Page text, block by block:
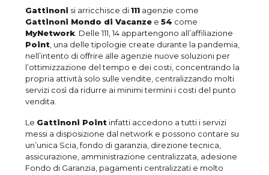
Gattinoni si arricchisce di111 agenzie come
Gattinoni Mondo di Vacanze e54 come
MyNetwork . Delle 111, 14 appartengono all’affiliazione
Point , una delle tipologie create durante la pandemia,
nell’intento di offrire alle agenzie nuove soluzioni per
l’ottimizzazione del tempo e dei costi, concentrando la
propria attività solo sulle vendite, centralizzando molti
servizi così da ridurre ai minimi termini i costi del punto
vendita.
Le Gattinoni Point infatti accedono a tutti i servizi
messi a disposizione dal network e possono contare su
un’unica Scia, fondo di garanzia, direzione tecnica,
assicurazione, amministrazione centralizzata, adesione
Fondo di Garanzia, pagamenti centralizzati e molto